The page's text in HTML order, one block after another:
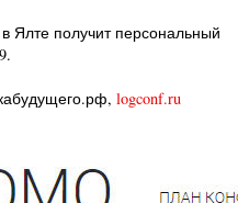
Ялте получит персональный
logconf.ru